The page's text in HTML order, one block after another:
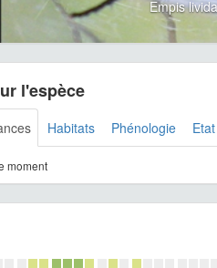
Empis
l'espèce
Habitats Phénologie
moment